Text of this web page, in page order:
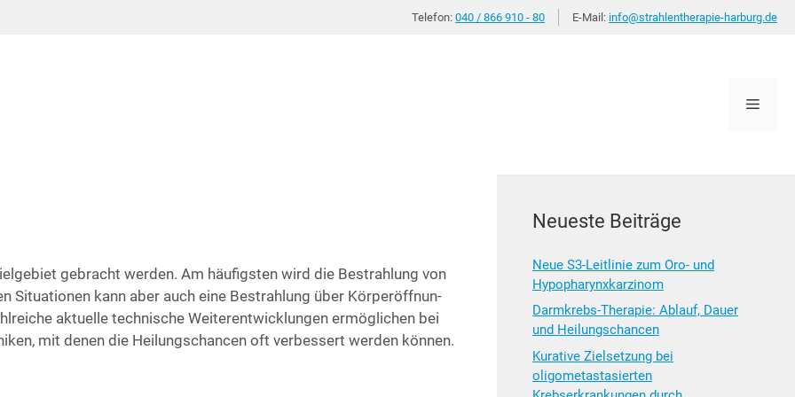
Telefon: 040 / 866 910 - 80 E-Mail: info@strahlentherapie-harburg.de
Menü
gebracht wer­den. Am häu­figs­ten wird die Bestrah­lung von
Situa­tio­nen kann aber auch eine Bestrah­lung über Kör­per­öff­nun­
aktu­el­le tech­ni­sche Wei­ter­ent­wick­lun­gen ermög­li­chen bei
mit denen die Hei­lungs­chan­cen oft ver­bes­sert wer­den können.
Neueste Beiträge
Neue S3-Leitlinie zum Oro- und
Hypopharynxkarzinom
Darmkrebs-Therapie: Ablauf, Dauer
und Heilungschancen
Kurative Zielsetzung bei
oligometastasierten